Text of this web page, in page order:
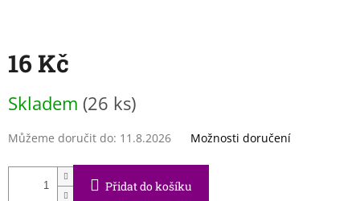
16 Kč
cena:
Skladem (26 ks)
Můžeme doručit do: 11.8.2026 Možnosti doručení
Přidat do košíku